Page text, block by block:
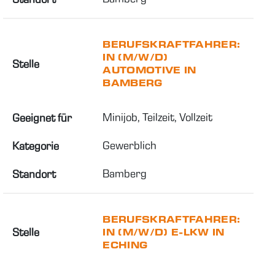
Stelle
BERUFSKRAFTFAHRER:
IN (M/W/D)
AUTOMOTIVE IN
BAMBERG
Geeignet für Minijob, Teilzeit, Vollzeit
Kategorie Gewerblich
Standort Bamberg
Stelle
BERUFSKRAFTFAHRER:
IN (M/W/D) E-LKW IN
ECHING